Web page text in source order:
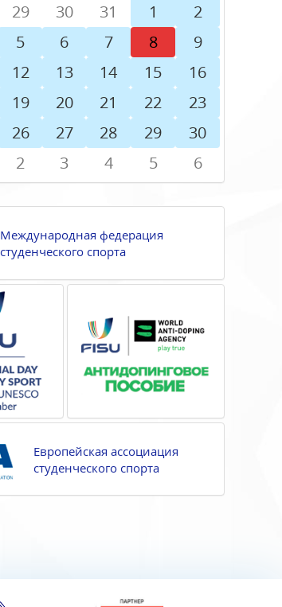
29 30 31 1
2
5 6 7 8
9
12 13 14 15
16
19 20 21 22
23
26 27 28 29
30
2 3 4 5 6
Международная федерация
студенческого спорта
Европейская ассоциация
студенческого спорта